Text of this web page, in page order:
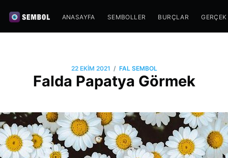
ANASAYFA SEMBOLLER BURÇLAR
22 EKIM 2021 / FAL SEMBOL
Falda Papatya Görmek